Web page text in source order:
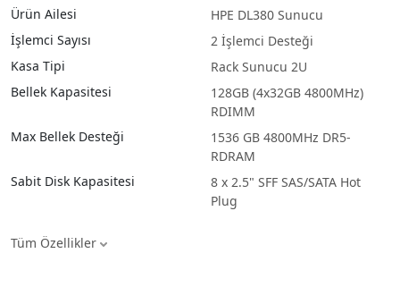
Ürün Ailesi
HPE DL380 Sunucu
İşlemci Sayısı
2 İşlemci Desteği
Kasa Tipi
Rack Sunucu 2U
Bellek Kapasitesi
128GB (4x32GB 4800MHz)
RDIMM
Max Bellek Desteği
1536 GB 4800MHz DR5-
RDRAM
Sabit Disk Kapasitesi
8 x 2.5" SFF SAS/SATA Hot
Plug
Tüm Özellikler